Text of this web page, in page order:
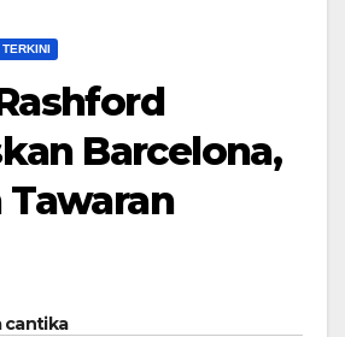
TERKINI
Barcelona,
cantika